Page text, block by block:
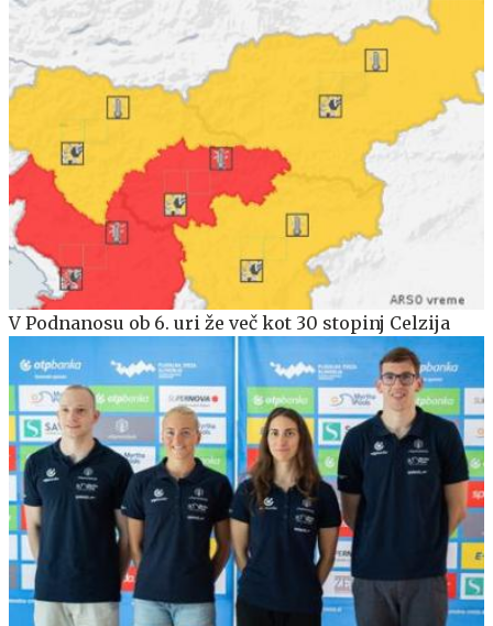
V Podnanosu ob 6. uri že več kot 30 stopinj Celzija